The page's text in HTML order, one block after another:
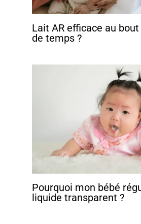
Lait AR efficace au
de temps ?
Pourquoi mon bébé
liquide transparent ?